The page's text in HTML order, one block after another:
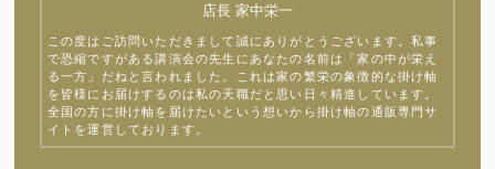
店長 家中栄一
この度はご訪問いただきまして誠にありがとうございます。私事
で恐縮ですがある講演会の先生にあなたの名前は「家の中が栄え
る一方」だねと言われました。これは家の繁栄の象徴的な掛け軸
を皆様にお届けするのは私の天職だと思い日々精進しています。
全国の方に掛け軸を届けたいという想いから掛け軸の通販専門サ
イトを運営しております。